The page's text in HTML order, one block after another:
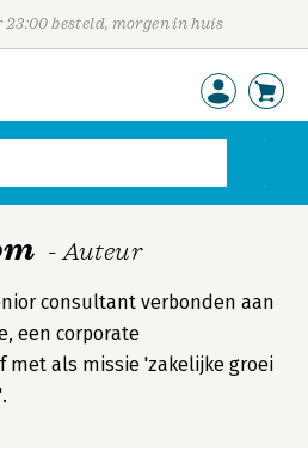
23:00 besteld, morgen in huis
- Auteur
consultant verbonden aan
een corporate
met als missie 'zakelijke groei